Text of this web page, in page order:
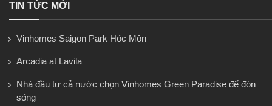
TIN TỨC MỚI
Vinhomes Saigon Park Hóc Môn
Arcadia at Lavila
Nhà đầu tư cả nước chọn Vinhomes Green Paradise để đón
sóng